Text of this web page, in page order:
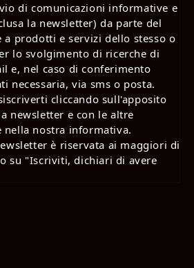
di comunicazioni informative e
la newsletter) da parte del
a prodotti e servizi dello stesso o
lo svolgimento di ricerche di
e, nel caso di conferimento
necessaria, via sms o posta.
cliccando sull'apposito
newsletter e con le altre
nella nostra informativa.
è riservata ai maggiori di
su "Iscriviti, dichiari di avere